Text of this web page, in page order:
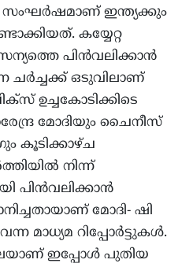
ഇന്ത്യക്കും
കയ്യേറ്റ
പിന്‍വലിക്കാന്‍
ചര്‍ച്ചക്ക് ഒടുവിലാണ്
ഉച്ചകോടിക്കിടെ
മോദിയും ചൈനീസ്
കൂടിക്കാഴ്ച
നിന്ന്
പിന്‍വലിക്കാന്‍
മോദി- ഷി
മാധ്യമ റിപ്പോര്‍ട്ടുകള്‍.
ഇപ്പോള്‍ പുതിയ